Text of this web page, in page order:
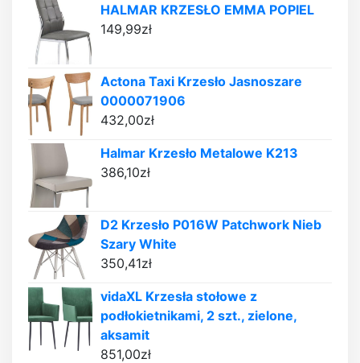
HALMAR KRZESŁO EMMA POPIEL
149,99zł
Actona Taxi Krzesło Jasnoszare
0000071906
432,00zł
Halmar Krzesło Metalowe K213
386,10zł
D2 Krzesło P016W Patchwork Nieb
Szary White
350,41zł
vidaXL Krzesła stołowe z
podłokietnikami, 2 szt., zielone,
aksamit
851,00zł